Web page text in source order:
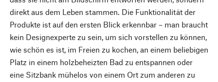
direkt aus dem Leben stammen. Die Funktionalität der
Produkte ist auf den ersten Blick erkennbar – man braucht
kein Designexperte zu sein, um sich vorstellen zu können,
wie schön es ist, im Freien zu kochen, an einem beliebigen
Platz in einem holzbeheizten Bad zu entspannen oder
eine Sitzbank mühelos von einem Ort zum anderen zu